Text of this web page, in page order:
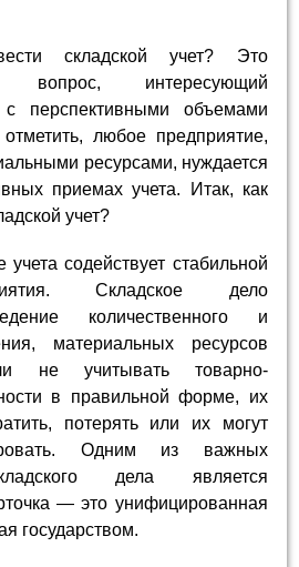
складской учет? Это
вопрос, интересующий
с перспективными объемами
любое предприятие,
ресурсами, нуждается
приемах учета. Итак, как
учет?
учета содействует стабильной
Складское дело
количественного и
материальных ресурсов
не учитывать товарно-
в правильной форме, их
потерять или их могут
Одним из важных
дела является
— это унифицированная
государством.